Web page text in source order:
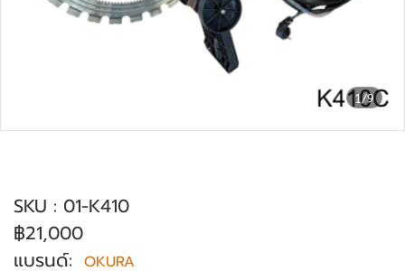
1/9
SKU : 01-K410
฿21,000
แบรนด์: OKURA